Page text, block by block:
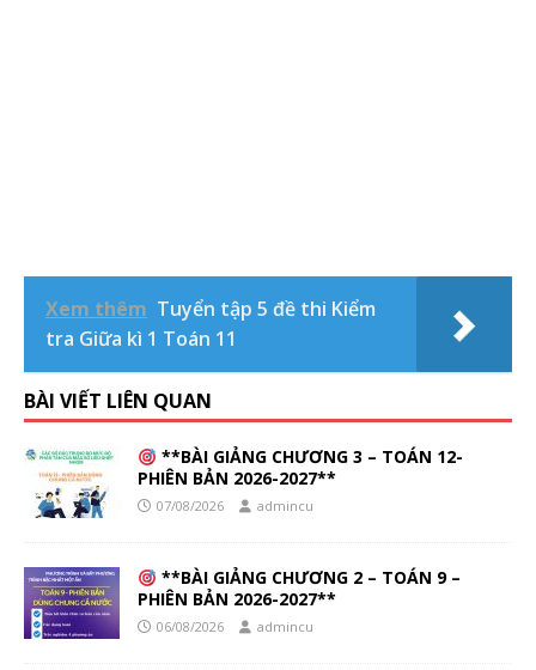
Xem thêm Tuyển tập 5 đề thi Kiểm
tra Giữa kì 1 Toán 11
BÀI VIẾT LIÊN QUAN
**BÀI GIẢNG CHƯƠNG 3 – TOÁN 12-
PHIÊN BẢN 2026-2027**
07/08/2026 admincu
**BÀI GIẢNG CHƯƠNG 2 – TOÁN 9 –
PHIÊN BẢN 2026-2027**
06/08/2026 admincu